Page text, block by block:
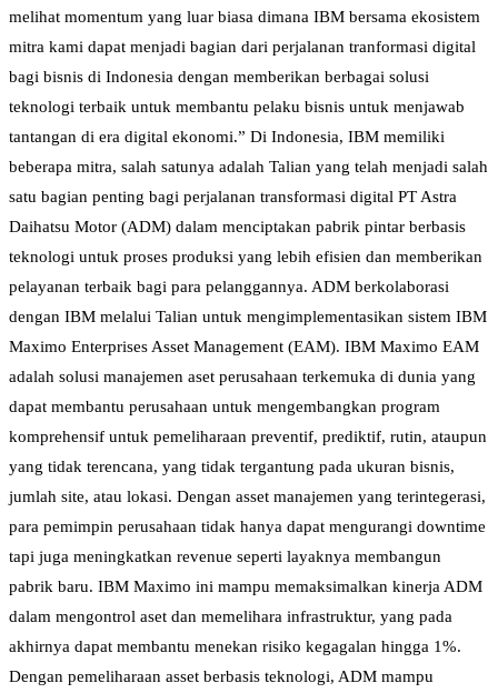
melihat momentum yang luar biasa dimana IBM bersama ekosistem
mitra kami dapat menjadi bagian dari perjalanan tranformasi digital
bagi bisnis di Indonesia dengan memberikan berbagai solusi
teknologi terbaik untuk membantu pelaku bisnis untuk menjawab
tantangan di era digital ekonomi.” Di Indonesia, IBM memiliki
beberapa mitra, salah satunya adalah Talian yang telah menjadi salah
satu bagian penting bagi perjalanan transformasi digital PT Astra
Daihatsu Motor (ADM) dalam menciptakan pabrik pintar berbasis
teknologi untuk proses produksi yang lebih efisien dan memberikan
pelayanan terbaik bagi para pelanggannya. ADM berkolaborasi
dengan IBM melalui Talian untuk mengimplementasikan sistem IBM
Maximo Enterprises Asset Management (EAM). IBM Maximo EAM
adalah solusi manajemen aset perusahaan terkemuka di dunia yang
dapat membantu perusahaan untuk mengembangkan program
komprehensif untuk pemeliharaan preventif, prediktif, rutin, ataupun
yang tidak terencana, yang tidak tergantung pada ukuran bisnis,
jumlah site, atau lokasi. Dengan asset manajemen yang terintegerasi,
para pemimpin perusahaan tidak hanya dapat mengurangi downtime
tapi juga meningkatkan revenue seperti layaknya membangun
pabrik baru. IBM Maximo ini mampu memaksimalkan kinerja ADM
dalam mengontrol aset dan memelihara infrastruktur, yang pada
akhirnya dapat membantu menekan risiko kegagalan hingga 1%.
Dengan pemeliharaan asset berbasis teknologi, ADM mampu